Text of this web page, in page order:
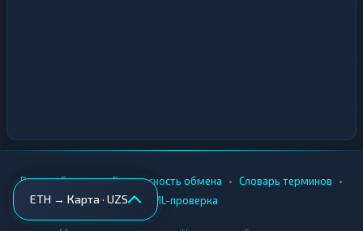
ETH → Карта · UZS
Вики • Города • Безопасность обмена • Словарь терминов •
AML-проверка